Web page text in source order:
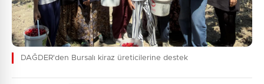
DAĞDER'den Bursalı kiraz üreticilerine destek